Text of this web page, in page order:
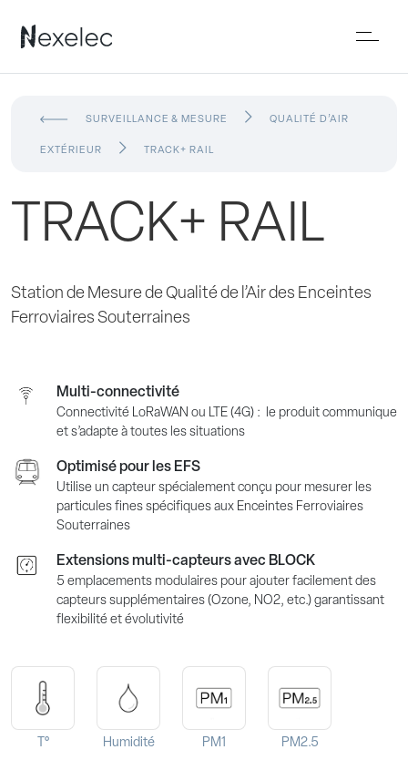
SURVEILLANCE & MESURE QUALITÉ D’AIR
EXTÉRIEUR TRACK+ RAIL
TRACK+ RAIL
Station de Mesure de Qualité de l’Air des Enceintes
Ferroviaires Souterraines
Multi-connectivité
Connectivité LoRaWAN ou LTE (4G) : le produit communique
et s’adapte à toutes les situations
Optimisé pour les EFS
Utilise un capteur spécialement conçu pour mesurer les
particules fines spécifiques aux Enceintes Ferroviaires
Souterraines
Extensions multi-capteurs avec BLOCK
5 emplacements modulaires pour ajouter facilement des
capteurs supplémentaires (Ozone, NO2, etc.) garantissant
flexibilité et évolutivité
T° Humidité PM1 PM2.5